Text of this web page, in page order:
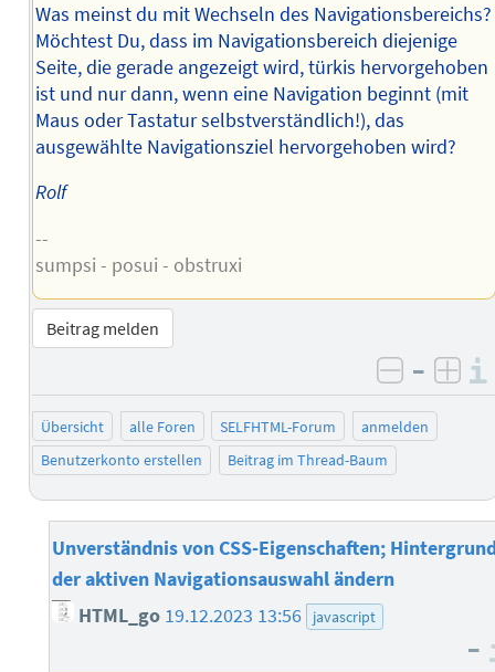
Was meinst du mit Wechseln des Navigationsbereichs?
Möchtest Du, dass im Navigationsbereich diejenige
Seite, die gerade angezeigt wird, türkis hervorgehoben
ist und nur dann, wenn eine Navigation beginnt (mit
Maus oder Tastatur selbstverständlich!), das
ausgewählte Navigationsziel hervorgehoben wird?
Rolf
--
sumpsi - posui - obstruxi
Beitrag melden
negativ
–
Übersicht alle Foren SELFHTML-Forum
anmelden
Benutzerkonto erstellen
Beitrag im Thread-Baum
Unverständnis von CSS-Eigenschaften;
der aktiven Navigationsauswahl ändern
HTML_go 19.12.2023 13:56 javascript
–